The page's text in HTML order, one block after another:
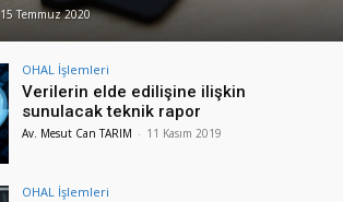
15 Temmuz 2020
OHAL İşlemleri
Verilerin elde edilişine ilişkin
sunulacak teknik rapor
Av. Mesut Can TARIM - 11 Kasım 2019
OHAL İşlemleri